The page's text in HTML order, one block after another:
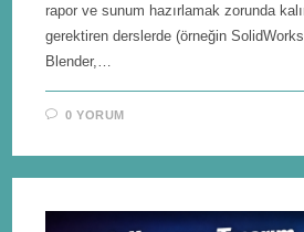
rapor ve sunum hazırlamak zorunda
gerektiren derslerde (örneğin
Blender,…
0 YORUM